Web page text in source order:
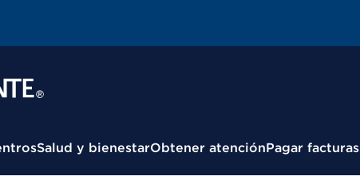
Salud y bienestarObtener atenciónPagar facturas